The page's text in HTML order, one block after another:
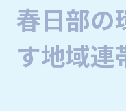
春日部の
す地域連